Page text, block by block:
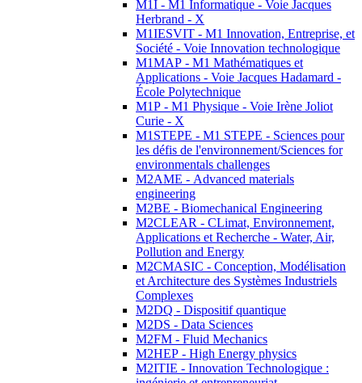
M1I - M1 Informatique - Voie Jacques
Herbrand - X
M1IESVIT - M1 Innovation, Entreprise, et
Société - Voie Innovation technologique
M1MAP - M1 Mathématiques et
Applications - Voie Jacques Hadamard -
École Polytechnique
M1P - M1 Physique - Voie Irène Joliot
Curie - X
M1STEPE - M1 STEPE - Sciences pour
les défis de l'environnement/Sciences for
environmentals challenges
M2AME - Advanced materials
engineering
M2BE - Biomechanical Engineering
M2CLEAR - CLimat, Environnement,
Applications et Recherche - Water, Air,
Pollution and Energy
M2CMASIC - Conception, Modélisation
et Architecture des Systèmes Industriels
Complexes
M2DQ - Dispositif quantique
M2DS - Data Sciences
M2FM - Fluid Mechanics
M2HEP - High Energy physics
M2ITIE - Innovation Technologique :